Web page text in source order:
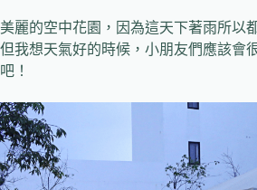
美麗的空中花園，因為這天下著雨所以
但我想天氣好的時候，小朋友們應該會
吧！